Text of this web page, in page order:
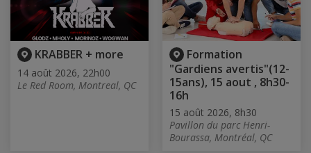
KRABBER + more
14 août 2026, 22h00
Le Red Room, Montreal, QC
Formation
"Gardiens avertis"(12-
15ans), 15 aout , 8h30-
16h
15 août 2026, 8h30
Pavillon du parc Henri-
Bourassa, Montréal, QC